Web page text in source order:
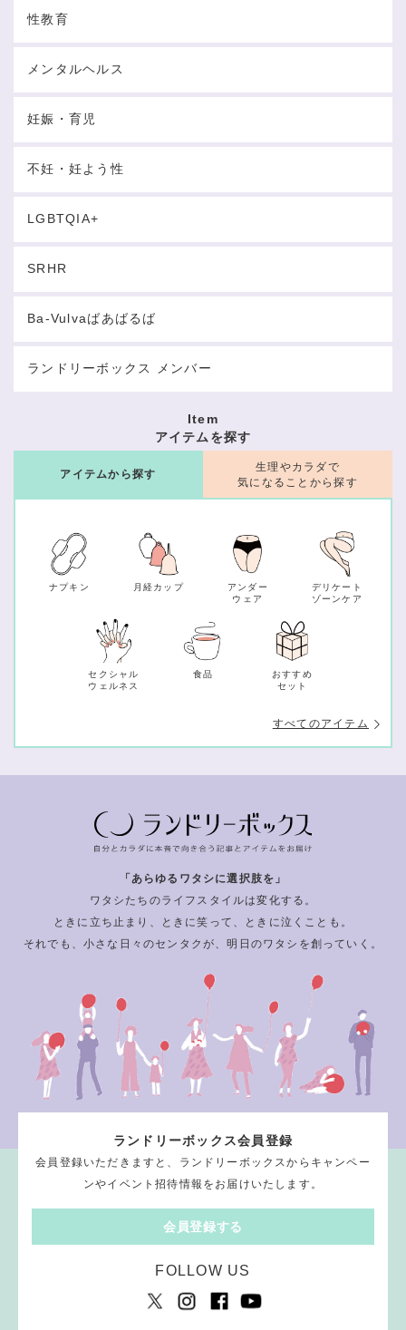
性教育
メンタルヘルス
妊娠・育児
不妊・妊よう性
LGBTQIA+
SRHR
Ba-Vulvaばあばるば
ランドリーボックス メンバー
Item
アイテムを探す
アイテムから探す
ナプキン 月経カップ
アンダー
ウェア
デリケート
ゾーンケア
セクシャル
ウェルネス
食品
おすすめ
セット
すべてのアイテム
生理やカラダで
気になることから探す
「あらゆるワタシに選択肢を」
ワタシたちのライフスタイルは変化する。
ときに立ち止まり、ときに笑って、ときに泣くことも。
それでも、小さな日々のセンタクが、明日のワタシを創っていく。
ランドリーボックス会員登録
会員登録いただきますと、ランドリーボックスからキャンペー
ンやイベント招待情報をお届けいたします。
会員登録する
FOLLOW US